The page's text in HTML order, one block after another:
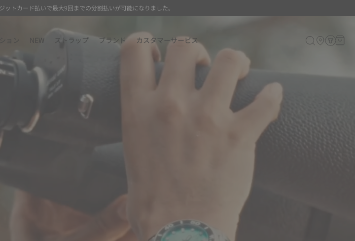
ットカード払いで最大9回までの分割払いが可能になりました。
ョン NEW ストラップ ブランド カスタマーサービス